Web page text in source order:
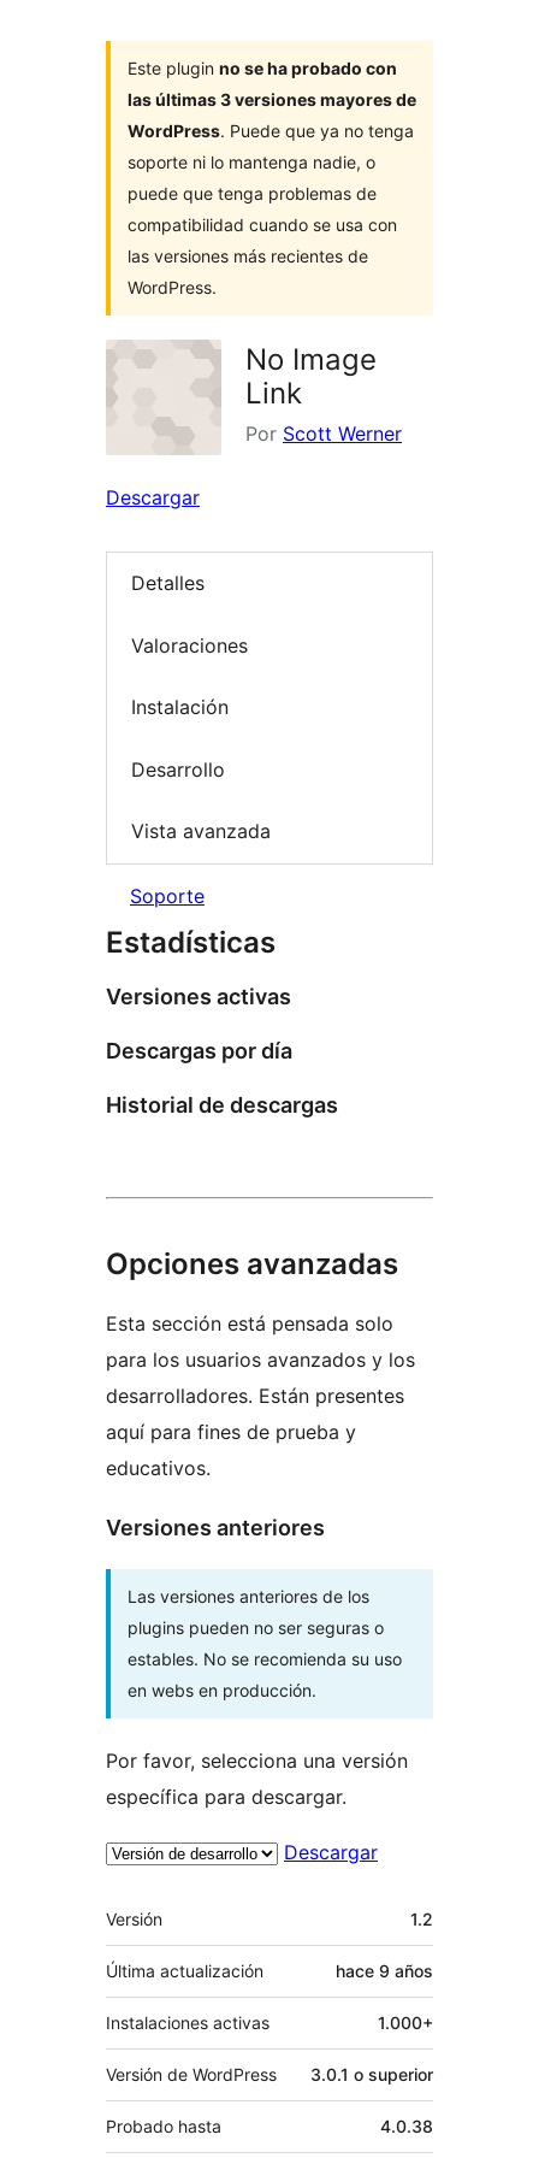
Este plugin no se ha probado con
las últimas 3 versiones mayores de
WordPress. Puede que ya no tenga
soporte ni lo mantenga nadie, o
puede que tenga problemas de
compatibilidad cuando se usa con
las versiones más recientes de
WordPress.
No Image
Link
Por Scott Werner
Descargar
Detalles
Valoraciones
Instalación
Desarrollo
Vista avanzada
Soporte
Estadísticas
Versiones activas
Descargas por día
Historial de descargas
Opciones avanzadas
Esta sección está pensada solo
para los usuarios avanzados y los
desarrolladores. Están presentes
aquí para fines de prueba y
educativos.
Versiones anteriores
Las versiones anteriores de los
plugins pueden no ser seguras o
estables. No se recomienda su uso
en webs en producción.
Por favor, selecciona una versión
específica para descargar.
Descargar
Meta
Versión 1.2
Última actualización hace 9 años
Instalaciones activas 1.000+
Versión de WordPress 3.0.1 o superior
Probado hasta 4.0.38